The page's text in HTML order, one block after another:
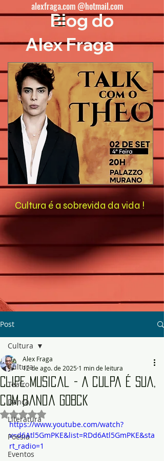
Cultura é a sobrevida da vida !
Blog do
Alex Fraga
alexfraga.com @hotmail.com
Post
Cultura
Teatro
Dança
Literatura
Poesia
Eventos
Cultura
Clipe Musical - A culpa é Sua,
com banda GoBck
Alex Fraga
12 de ago. de 2025 1 min de leitura
Avaliado com NaN de 5 estrelas.
https://www.youtube.com/watch?
v=d6Atl5GmPKE&list=RDd6Atl5GmPKE&sta
rt_radio=1